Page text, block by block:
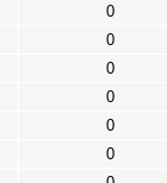
0
0
0
0
0
0